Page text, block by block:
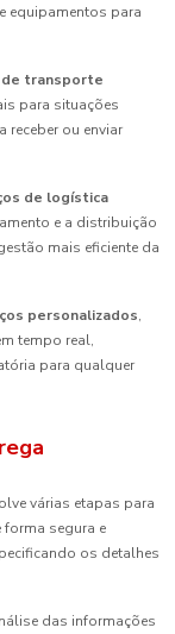
equipamentos para
de transporte
para situações
receber ou enviar
de logística
e a distribuição
mais eficiente da
personalizados,
tempo real,
para qualquer
várias etapas para
forma segura e
os detalhes
das informações